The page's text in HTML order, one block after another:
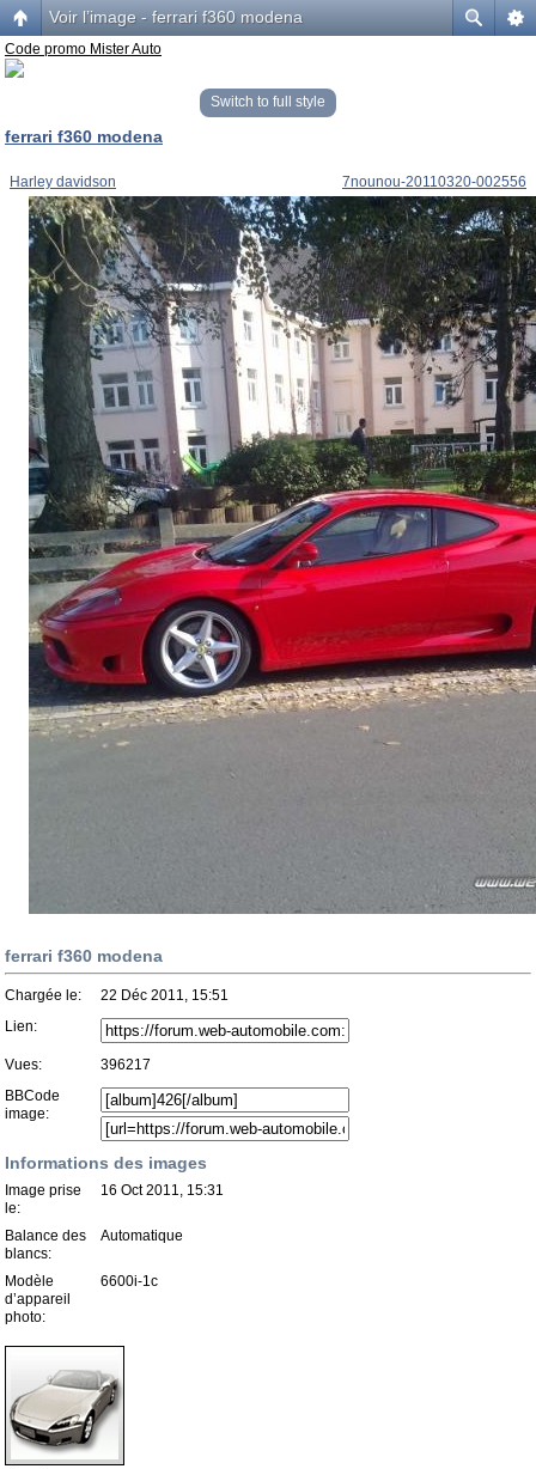
Voir l’image - ferrari f360 modena
Code promo Mister Auto
Switch to full style
ferrari f360 modena
Harley davidson 7nounou-20110320-002556
ferrari f360 modena
Chargée le:
22 Déc 2011, 15:51
Lien:
Vues:
396217
BBCode
image:
Informations des images
Image prise
le:
16 Oct 2011, 15:31
Balance des
blancs:
Automatique
Modèle
d’appareil
photo:
6600i-1c